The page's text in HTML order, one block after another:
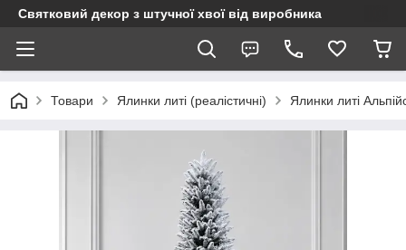
Святковий декор з штучної хвої від виробника
Товари Ялинки литі (реалістичні) Ялинки литі